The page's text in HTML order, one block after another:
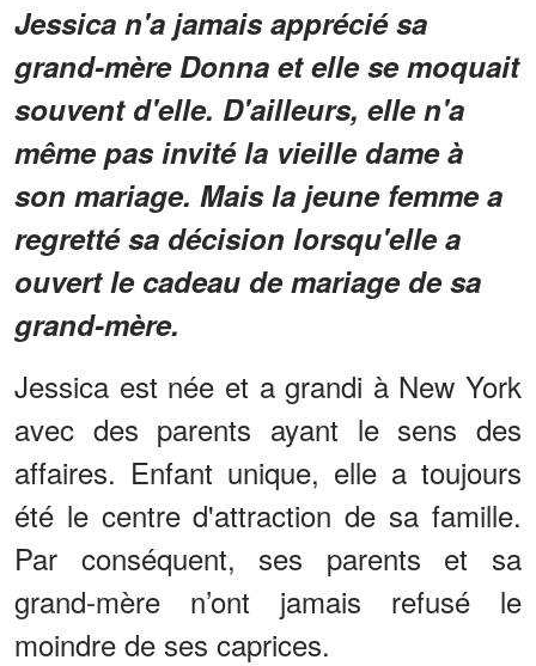
Jessica n'a jamais apprécié sa
grand-mère Donna et elle se moquait
souvent d'elle. D'ailleurs, elle n'a
même pas invité la vieille dame à
son mariage. Mais la jeune femme a
regretté sa décision lorsqu'elle a
ouvert le cadeau de mariage de sa
grand-mère.
Jessica est née et a grandi à New York
avec des parents ayant le sens des
affaires. Enfant unique, elle a toujours
été le centre d'attraction de sa famille.
Par conséquent, ses parents et sa
grand-mère n’ont jamais refusé le
moindre de ses caprices.